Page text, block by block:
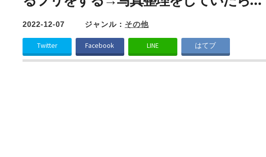
2022-12-07 ジャンル： その他
Twitter Facebook LINE はてブ